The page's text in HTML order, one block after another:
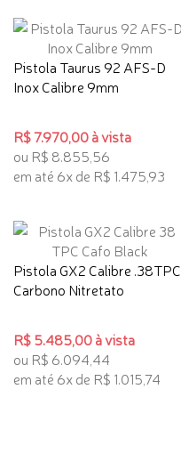
Pistola Taurus 92 AFS-D
Inox Calibre 9mm
R$ 7.970,00 à vista
ou R$ 8.855,56
em até 6x de R$ 1.475,93
Pistola GX2 Calibre .38TPC
Carbono Nitretato
R$ 5.485,00 à vista
ou R$ 6.094,44
em até 6x de R$ 1.015,74